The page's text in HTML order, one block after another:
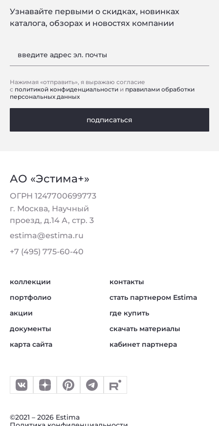
Узнавайте первыми о скидках, новинках
каталога, обзорах и новостях компании
введите адрес эл. почты
Нажимая «отправить», я выражаю согласие
с политикой конфиденциальности и правилами обработки
персональных данных
подписаться
АО «Эстима+»
ОГРН 1247700699773
г. Москва, Научный
проезд, д.14 А, стр. 3
estima@estima.ru
+7 (495) 775-60-40
коллекции
портфолио
акции
документы
карта сайта
контакты
стать партнером Estima
где купить
скачать материалы
кабинет партнера
©2021 – 2026 Estima